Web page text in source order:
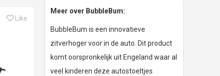
Like
Meer over BubbleBum:
BubbleBum is een innovatieve
zitverhoger voor in de auto. Dit product
komt oorspronkelijk uit Engeland waar al
veel kinderen deze autostoeltjes